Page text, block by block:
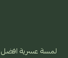
لمسة عسرية افضل